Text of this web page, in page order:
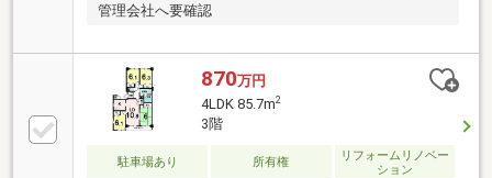
管理会社へ要確認
870万円
4LDK 85.7m2
3階
駐車場あり 所有権
リフォームリノベー
ション